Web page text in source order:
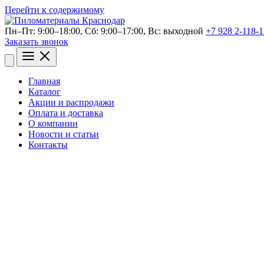
Перейти к содержимому
Пн–Пт: 9:00–18:00, Сб: 9:00–17:00, Bc: выходной +7 928 2-118-
Заказать звонок
Открыть
меню
Главная
Каталог
Акции и распродажи
Оплата и доставка
О компании
Новости и статьи
Контакты